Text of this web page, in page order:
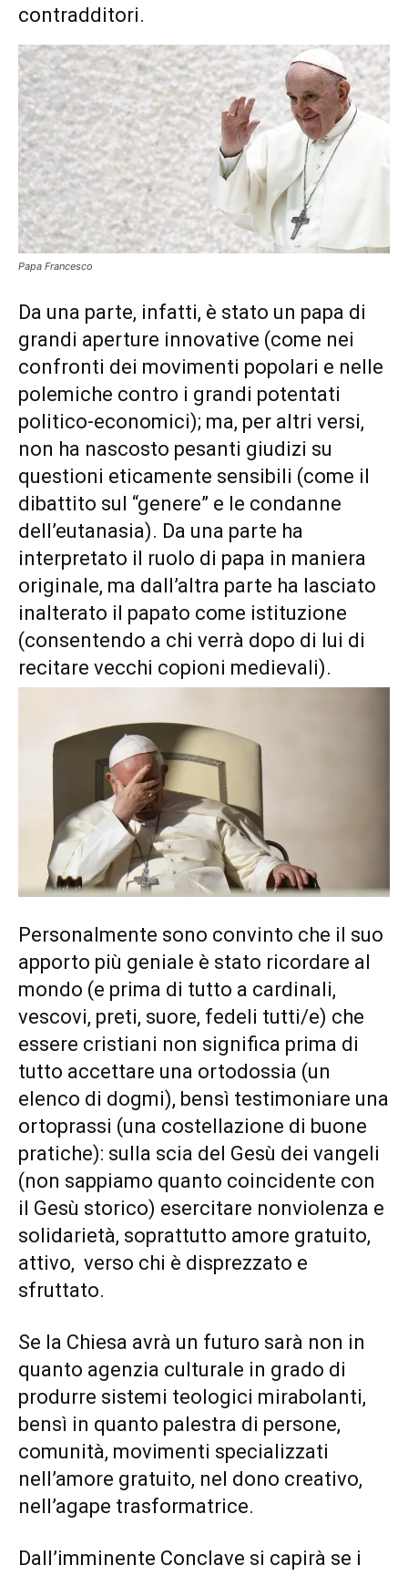
contradditori.
Papa Francesco
Da una parte, infatti, è stato un papa di
grandi aperture innovative (come nei
confronti dei movimenti popolari e nelle
polemiche contro i grandi potentati
politico-economici); ma, per altri versi,
non ha nascosto pesanti giudizi su
questioni eticamente sensibili (come il
dibattito sul “genere” e le condanne
dell’eutanasia). Da una parte ha
interpretato il ruolo di papa in maniera
originale, ma dall’altra parte ha lasciato
inalterato il papato come istituzione
(consentendo a chi verrà dopo di lui di
recitare vecchi copioni medievali).
Personalmente sono convinto che il suo
apporto più geniale è stato ricordare al
mondo (e prima di tutto a cardinali,
vescovi, preti, suore, fedeli tutti/e) che
essere cristiani non significa prima di
tutto accettare una ortodossia (un
elenco di dogmi), bensì testimoniare una
ortoprassi (una costellazione di buone
pratiche): sulla scia del Gesù dei vangeli
(non sappiamo quanto coincidente con
il Gesù storico) esercitare nonviolenza e
solidarietà, soprattutto amore gratuito,
attivo, verso chi è disprezzato e
sfruttato.
Se la Chiesa avrà un futuro sarà non in
quanto agenzia culturale in grado di
produrre sistemi teologici mirabolanti,
bensì in quanto palestra di persone,
comunità, movimenti specializzati
nell’amore gratuito, nel dono creativo,
nell’agape trasformatrice.
Dall’imminente Conclave si capirà se i